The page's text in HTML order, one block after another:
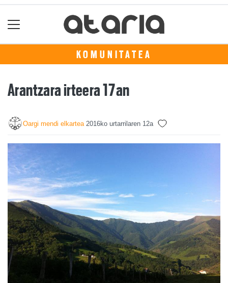
KOMUNITATEA
Arantzara irteera 17an
Oargi mendi elkartea 2016ko urtarrilaren 12a